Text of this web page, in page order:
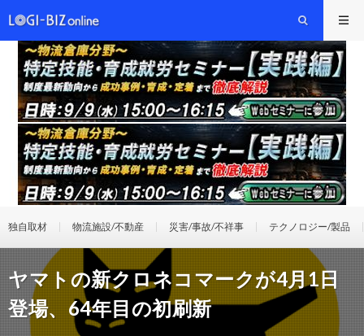
独自取材 物流施設/不動産 災害/事故/不祥事 テクノロジー/製品
ヤマトの新クロネコマークが4月1日
登場、64年目の初刷新